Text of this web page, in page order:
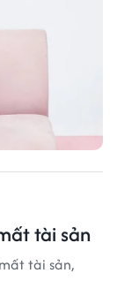
tài sản
tài sản,